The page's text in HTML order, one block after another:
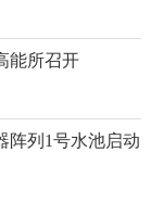
能所召开
阵列1号水池启动